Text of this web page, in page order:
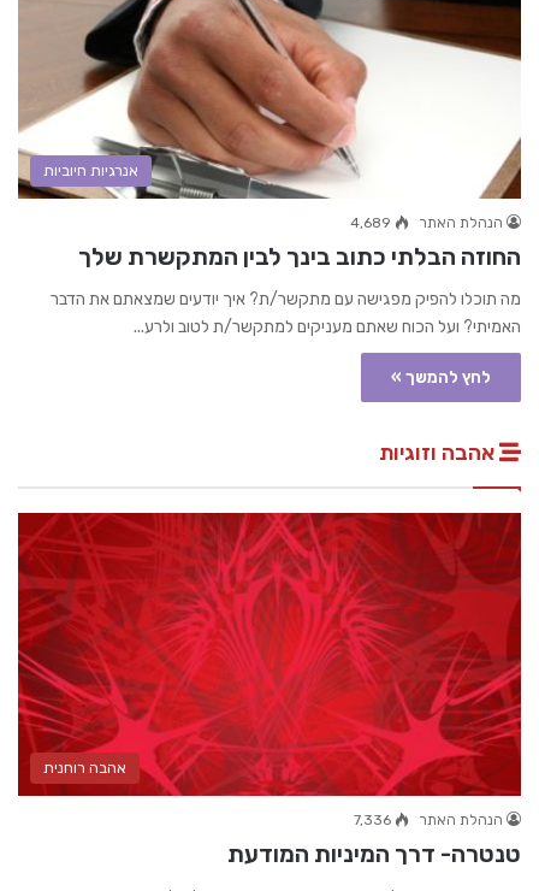
אנרגיות חיוביות
הנהלת האתר 4,689
החוזה הבלתי כתוב בינך לבין המתקשרת שלך
מה תוכלו להפיק מפגישה עם מתקשר/ת? איך יודעים שמצאתם את הדבר
האמיתי? ועל הכוח שאתם מעניקים למתקשר/ת לטוב ולרע...
לחץ להמשך »
אהבה וזוגיות
אהבה רוחנית
הנהלת האתר 7,336
טנטרה- דרך המיניות המודעת